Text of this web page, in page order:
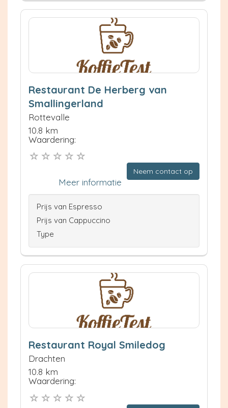
Restaurant De Herberg van
Smallingerland
Rottevalle
10.8 km
Waardering:
Neem contact op
Meer informatie
Prijs van Espresso
Prijs van Cappuccino
Type
Restaurant Royal Smiledog
Drachten
10.8 km
Waardering: